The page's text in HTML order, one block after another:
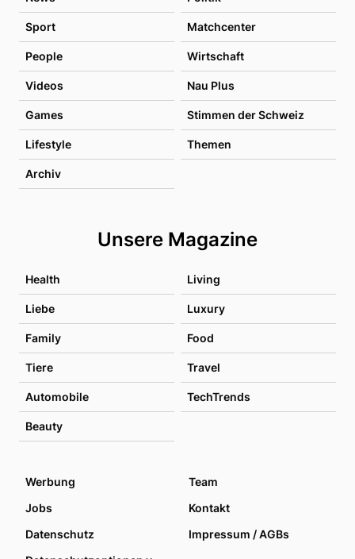
Sport Matchcenter
People Wirtschaft
Videos Nau Plus
Games Stimmen der Schweiz
Lifestyle Themen
Archiv
Unsere Magazine
Health Living
Liebe Luxury
Family Food
Tiere Travel
Automobile TechTrends
Beauty
Werbung
Team
Jobs
Kontakt
Datenschutz
Impressum / AGBs